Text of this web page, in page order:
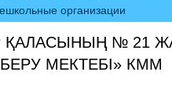
организации
ҚАЛАСЫНЫҢ № 21
МЕКТЕБІ» КММ